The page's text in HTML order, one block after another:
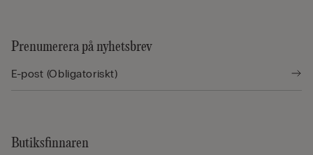
Prenumerera på nyhetsbrev
Butiksfinnaren